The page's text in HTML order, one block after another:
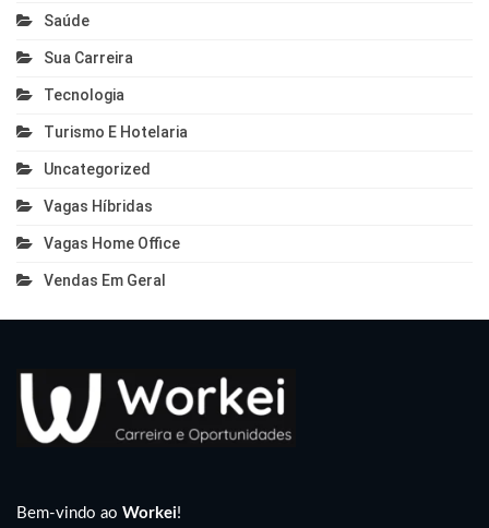
Saúde
Sua Carreira
Tecnologia
Turismo E Hotelaria
Uncategorized
Vagas Híbridas
Vagas Home Office
Vendas Em Geral
Bem-vindo ao Workei!